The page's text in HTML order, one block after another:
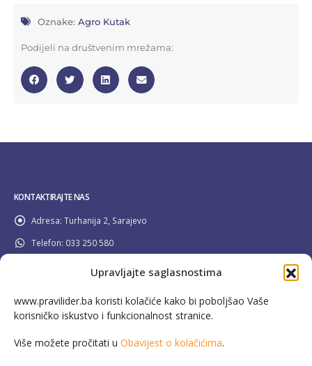
Upravljajte saglasnostima
www.pravilider.ba koristi kolačiće kako bi poboljšao Vaše
korisničko iskustvo i funkcionalnost stranice.
Više možete pročitati u Obavijest o kolačićima.
Oznake: Agro Kutak
Podijeli na društvenim mrežama:
KONTAKTIRAJTE NAS
Adresa: Turhanija 2, Sarajevo
Telefon: 033 250 580